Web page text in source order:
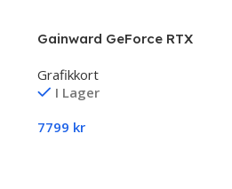
Gainward GeForce RTX
Grafikkort
I Lager
7799 kr